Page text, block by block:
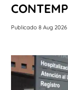
Publicado 8 Aug 2026